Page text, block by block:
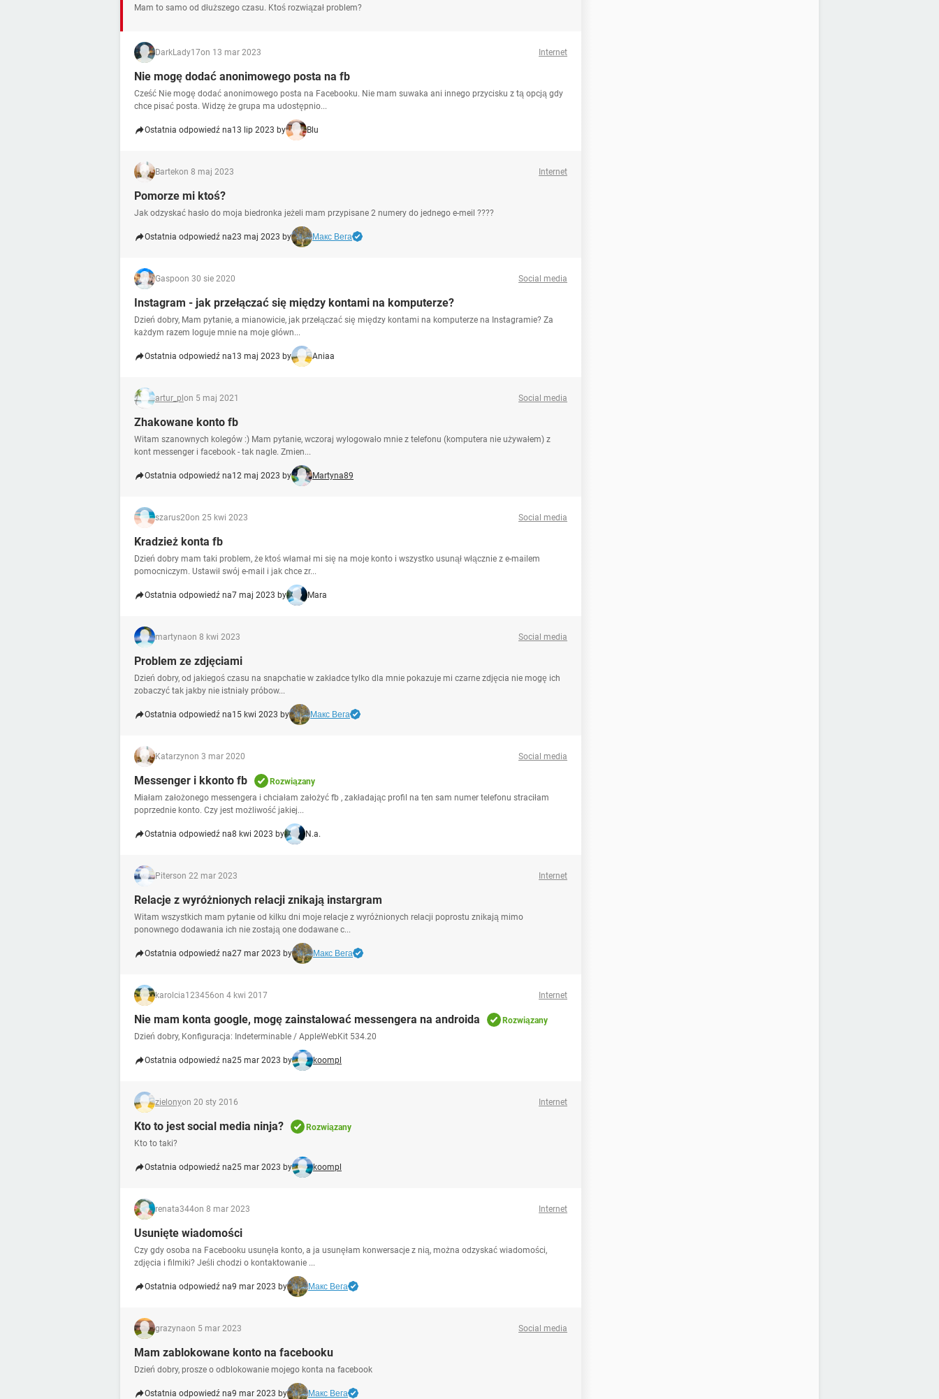
Mam to samo od dłuższego czasu. Ktoś rozwiązał problem?
DarkLady17on 13 mar 2023 Internet
Nie mogę dodać anonimowego posta na fb
Cześć Nie mogę dodać anonimowego posta na Facebooku. Nie mam suwaka ani innego przycisku z tą opcją gdy
chce pisać posta. Widzę że grupa ma udostępnio...
Ostatnia odpowiedź na13 lip 2023 by Blu
Bartekon 8 maj 2023 Internet
Pomorze mi ktoś?
Jak odzyskać hasło do moja biedronka jeżeli mam przypisane 2 numery do jednego e-meil ????
Ostatnia odpowiedź na23 maj 2023 by Макс Вега
Gaspoon 30 sie 2020 Social media
Instagram - jak przełączać się między kontami na komputerze?
Dzień dobry, Mam pytanie, a mianowicie, jak przełączać się między kontami na komputerze na Instagramie? Za
każdym razem loguje mnie na moje główn...
Ostatnia odpowiedź na13 maj 2023 by Aniaa
artur_pl on 5 maj 2021 Social media
Zhakowane konto fb
Witam szanownych kolegów :) Mam pytanie, wczoraj wylogowało mnie z telefonu (komputera nie używałem) z
kont messenger i facebook - tak nagle. Zmien...
Ostatnia odpowiedź na12 maj 2023 by Martyna89
szarus20on 25 kwi 2023 Social media
Kradzież konta fb
Dzień dobry mam taki problem, że ktoś włamał mi się na moje konto i wszystko usunął włącznie z e-mailem
pomocniczym. Ustawił swój e-mail i jak chce zr...
Ostatnia odpowiedź na7 maj 2023 by Mara
martynaon 8 kwi 2023 Social media
Problem ze zdjęciami
Dzień dobry, od jakiegoś czasu na snapchatie w zakładce tylko dla mnie pokazuje mi czarne zdjęcia nie mogę ich
zobaczyć tak jakby nie istniały próbow...
Ostatnia odpowiedź na15 kwi 2023 by Макс Вега
Katarzynon 3 mar 2020 Social media
Messenger i kkonto fb
Rozwiązany
Miałam założonego messengera i chciałam założyć fb , zakładając profil na ten sam numer telefonu straciłam
poprzednie konto. Czy jest możliwość jakiej...
Ostatnia odpowiedź na8 kwi 2023 by N.a.
Piterson 22 mar 2023 Internet
Relacje z wyróżnionych relacji znikają instargram
Witam wszystkich mam pytanie od kilku dni moje relacje z wyróżnionych relacji poprostu znikają mimo
ponownego dodawania ich nie zostają one dodawane c...
Ostatnia odpowiedź na27 mar 2023 by Макс Вега
karolcia123456on 4 kwi 2017 Internet
Nie mam konta google, mogę zainstalować messengera na androida
Rozwiązany
Dzień dobry, Konfiguracja: Indeterminable / AppleWebKit 534.20
Ostatnia odpowiedź na25 mar 2023 by koompl
zielonyon 20 sty 2016 Internet
Kto to jest social media ninja?
Rozwiązany
Kto to taki?
Ostatnia odpowiedź na25 mar 2023 by koompl
renata344on 8 mar 2023 Internet
Usunięte wiadomości
Czy gdy osoba na Facebooku usunęła konto, a ja usunęłam konwersacje z nią, można odzyskać wiadomości,
zdjęcia i filmiki? Jeśli chodzi o kontaktowanie ...
Ostatnia odpowiedź na9 mar 2023 by Макс Вега
grazynaon 5 mar 2023 Social media
Mam zablokowane konto na facebooku
Dzień dobry, prosze o odblokowanie mojego konta na facebook
Ostatnia odpowiedź na9 mar 2023 by Макс Вега